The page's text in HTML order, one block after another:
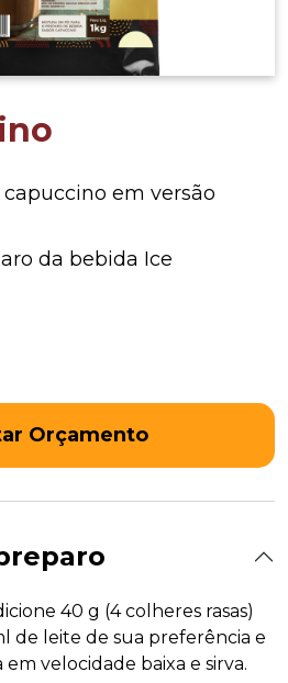
em versão
da bebida Ice
40 g (4 colheres rasas)
de leite de sua preferência e
velocidade baixa e sirva.